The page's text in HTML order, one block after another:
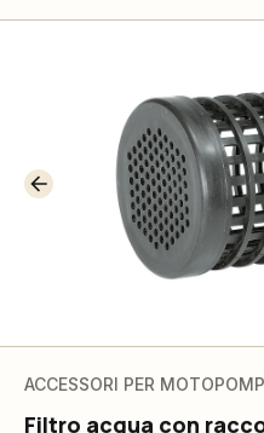
ACCESSORI PER
Filtro acqua con